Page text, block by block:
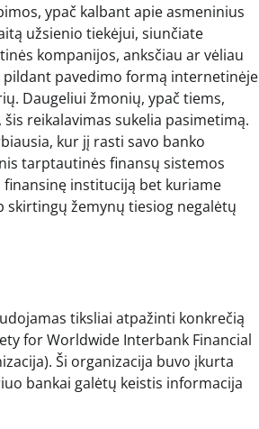
ypač kalbant apie asmeninius
užsienio tiekėjui, siunčiate
kompanijos, anksčiau ar vėliau
pavedimo formą internetinėje
Daugeliui žmonių, ypač tiems,
reikalavimas sukelia pasimetimą.
kur jį rasti savo banko
tarptautinės finansų sistemos
instituciją bet kuriame
skirtingų žemynų tiesiog negalėtų
tiksliai atpažinti konkrečią
for Worldwide Interbank Financial
Ši organizacija buvo įkurta
bankai galėtų keistis informacija